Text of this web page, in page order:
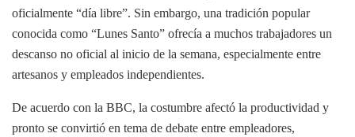
oficialmente “día libre”. Sin embargo, una tradición popular
conocida como “Lunes Santo” ofrecía a muchos trabajadores un
descanso no oficial al inicio de la semana, especialmente entre
artesanos y empleados independientes.
De acuerdo con la BBC, la costumbre afectó la productividad y
pronto se convirtió en tema de debate entre empleadores,